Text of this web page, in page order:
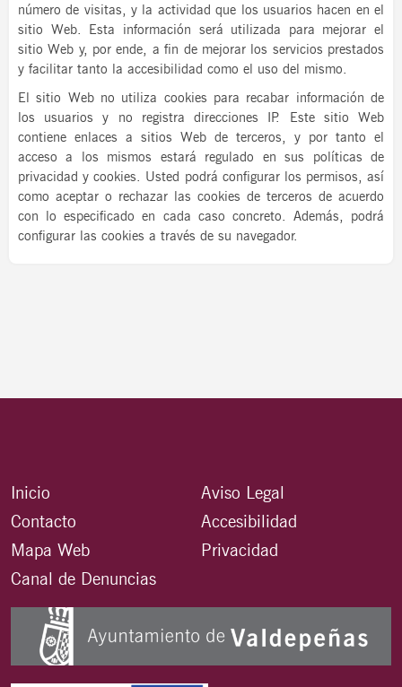
número de visitas, y la actividad que los usuarios hacen en el
sitio Web. Esta información será utilizada para mejorar el
sitio Web y, por ende, a fin de mejorar los servicios prestados
y facilitar tanto la accesibilidad como el uso del mismo.
El sitio Web no utiliza cookies para recabar información de
los usuarios y no registra direcciones IP. Este sitio Web
contiene enlaces a sitios Web de terceros, y por tanto el
acceso a los mismos estará regulado en sus políticas de
privacidad y cookies. Usted podrá configurar los permisos, así
como aceptar o rechazar las cookies de terceros de acuerdo
con lo especificado en cada caso concreto. Además, podrá
configurar las cookies a través de su navegador.
Inicio
Contacto
Mapa Web
Canal de Denuncias
Aviso Legal
Accesibilidad
Privacidad